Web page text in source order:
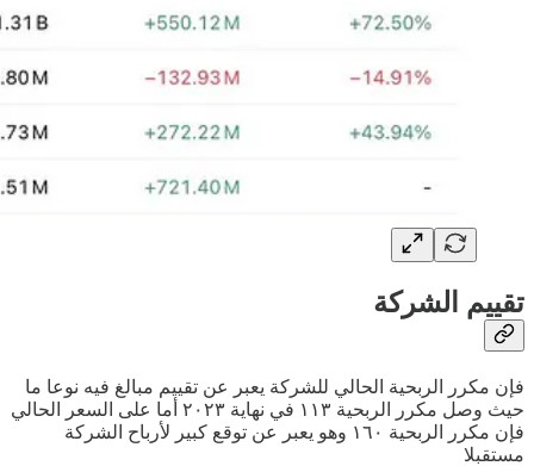
تقييم الشركة
فإن مكرر الربحية الحالي للشركة يعبر عن تقييم مبالغ فيه نوعا ما
حيث وصل مكرر الربحية ١١٣ في نهاية ٢٠٢٣ أما على السعر الحالي
فإن مكرر الربحية ١٦٠ وهو يعبر عن توقع كبير لأرباح الشركة
مستقبلا